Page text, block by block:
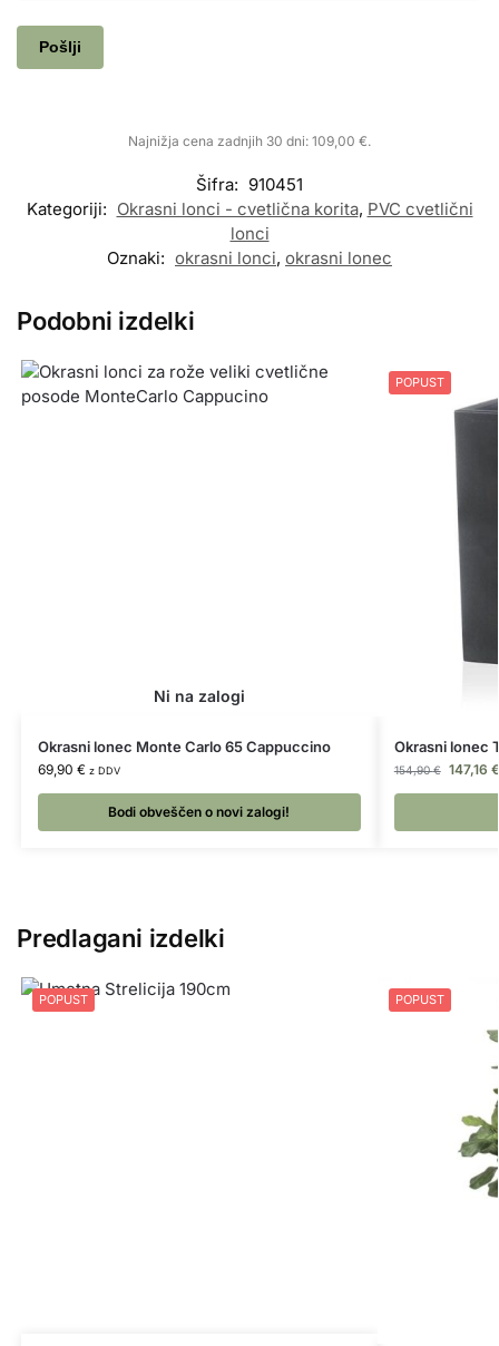
Najnižja cena zadnjih 30 dni: 109,00 €.
Šifra: 910451
Kategoriji: Okrasni lonci - cvetlična korita, PVC cvetlični
lonci
Oznaki: okrasni lonci, okrasni lonec
Podobni izdelki
Okrasni lonec Monte Carlo 65 Cappuccino
69,90 € z DDV
Bodi obveščen o novi zalogi!
POPUST
Okrasni lonec
154,90€ 147,16 €
Predlagani izdelki
POPUST POPUST